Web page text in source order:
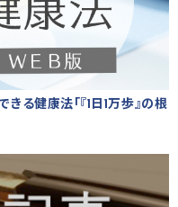
る健康法「『1日1万歩』の根